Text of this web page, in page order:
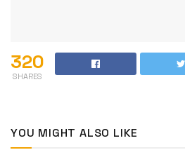
320
SHARES
YOU MIGHT ALSO LIKE